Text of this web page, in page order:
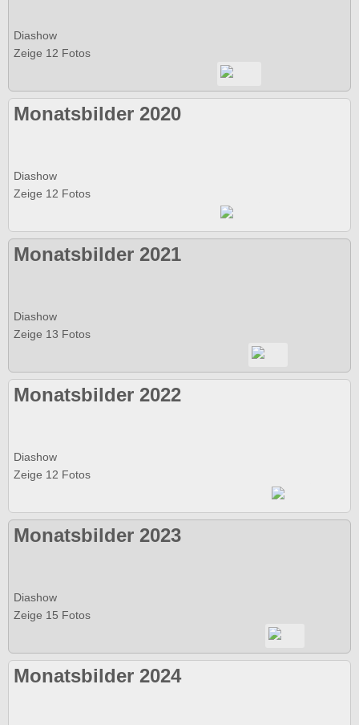
Diashow
Zeige 12 Fotos
Monatsbilder 2020
Diashow
Zeige 12 Fotos
Monatsbilder 2021
Diashow
Zeige 13 Fotos
Monatsbilder 2022
Diashow
Zeige 12 Fotos
Monatsbilder 2023
Diashow
Zeige 15 Fotos
Monatsbilder 2024